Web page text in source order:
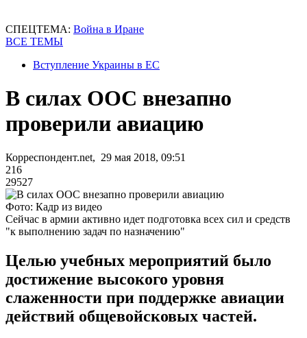
СПЕЦТЕМА: Война в Иране
ВСЕ ТЕМЫ
Вступление Украины в ЕС
В силах ООС внезапно
проверили авиацию
Корреспондент.net, 29 мая 2018, 09:51
216
29527
Фото: Кадр из видео
Сейчас в армии активно идет подготовка всех сил и средств
"к выполнению задач по назначению"
Целью учебных мероприятий было
достижение высокого уровня
слаженности при поддержке авиации
действий общевойсковых частей.